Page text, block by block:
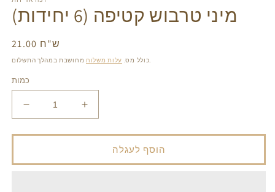
in
gallery
מיני טרבוש קטיפה (6 יחידות)
מחיר
רגיל
21.00 ש"ח
כולל מס. עלות משלוח מחושבת במהלך התשלום.
כמות
את
הכמות
מיני
הגדל
את
הכמות
מיני
הוסף לעגלה